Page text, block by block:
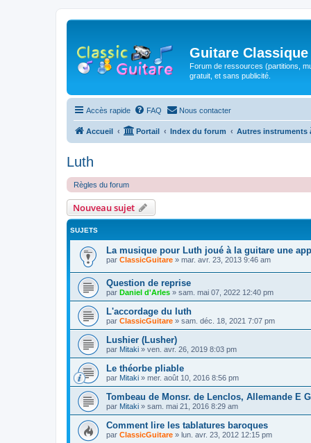
Guitare Classique
Forum de ressources (partitions,
gratuit, et sans publicité.
Accès rapide FAQ Nous contacter
Accueil Portail Index du forum Autres instruments
Luth
Règles du forum
Nouveau sujet
SUJETS
La musique pour Luth joué à la guitare une
par ClassicGuitare » mar. avr. 23, 2013 9:46 am
Question de reprise
par Daniel d'Arles » sam. mai 07, 2022 12:40 pm
L'accordage du luth
par ClassicGuitare » sam. déc. 18, 2021 7:07 pm
Lushier (Lusher)
par Mitaki » ven. avr. 26, 2019 8:03 pm
Le théorbe pliable
par Mitaki » mer. août 10, 2016 8:56 pm
Tombeau de Monsr. de Lenclos, Allemande E
par Mitaki » sam. mai 21, 2016 8:29 am
Comment lire les tablatures baroques
par ClassicGuitare » lun. avr. 23, 2012 12:15 pm